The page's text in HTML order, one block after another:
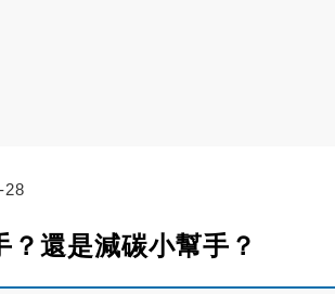
28
還是減碳小幫手？